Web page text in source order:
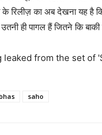
के रिलीज़ का अब देखना यह
ही पागल हैं जितने कि
saho